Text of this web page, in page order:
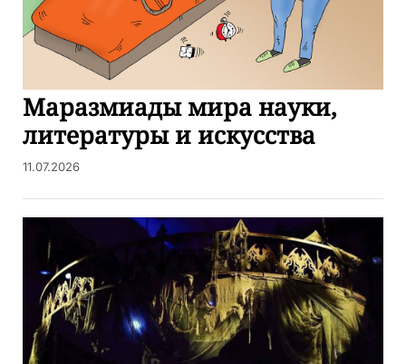
Маразмиады мира науки,
литературы и искусства
11.07.2026